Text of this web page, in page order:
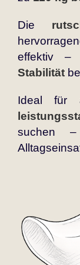
Die
effektiv
Stabilität
Ideal für
suchen